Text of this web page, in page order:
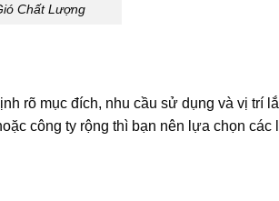
Chất Lượng
rõ mục đích, nhu cầu sử dụng và vị trí
công ty rộng thì bạn nên lựa chọn các